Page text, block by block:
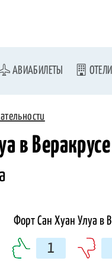
АВИАБИЛЕТЫ ОТЕЛИ
в Веракрусе
1